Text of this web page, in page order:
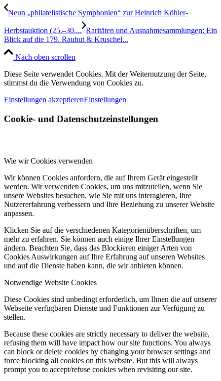
Neun „philatelistische Symphonien“ zur Heinrich Köhler-
Herbstauktion (25.–30.... Raritäten und Ausnahmesammlungen: Ein
Blick auf die 179. Rauhut & Kruschel...
Nach oben scrollen
Diese Seite verwendet Cookies. Mit der Weiternutzung der Seite,
stimmst du die Verwendung von Cookies zu.
Einstellungen akzeptierenEinstellungen
Cookie- und Datenschutzeinstellungen
Wie wir Cookies verwenden
Wir können Cookies anfordern, die auf Ihrem Gerät eingestellt
werden. Wir verwenden Cookies, um uns mitzuteilen, wenn Sie
unsere Websites besuchen, wie Sie mit uns interagieren, Ihre
Nutzererfahrung verbessern und Ihre Beziehung zu unserer Website
anpassen.
Klicken Sie auf die verschiedenen Kategorienüberschriften, um
mehr zu erfahren. Sie können auch einige Ihrer Einstellungen
ändern. Beachten Sie, dass das Blockieren einiger Arten von
Cookies Auswirkungen auf Ihre Erfahrung auf unseren Websites
und auf die Dienste haben kann, die wir anbieten können.
Notwendige Website Cookies
Diese Cookies sind unbedingt erforderlich, um Ihnen die auf unserer
Webseite verfügbaren Dienste und Funktionen zur Verfügung zu
stellen.
Because these cookies are strictly necessary to deliver the website,
refusing them will have impact how our site functions. You always
can block or delete cookies by changing your browser settings and
force blocking all cookies on this website. But this will always
prompt you to accept/refuse cookies when revisiting our site.